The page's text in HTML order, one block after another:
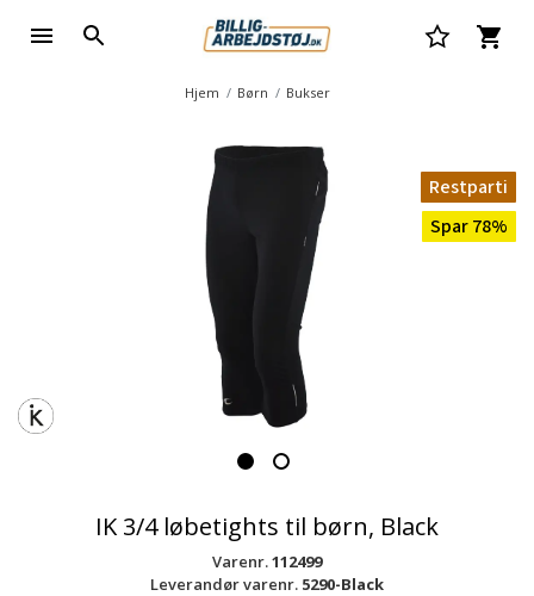
Hjem Børn Bukser
Restparti
Spar 78%
IK 3/4 løbetights til børn, Black
Varenr.112499
Leverandør varenr. 5290-Black